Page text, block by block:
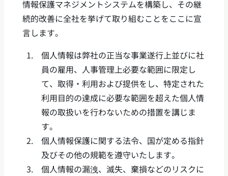
情報保護マネジメントシステムを構築し、その継
続的改善に全社を挙げて取り組むことをここに宣
言します。
1. 個人情報は弊社の正当な事業遂行上並びに社
員の雇用、人事管理上必要な範囲に限定し
て、取得・利用および提供をし、特定された
利用目的の達成に必要な範囲を超えた個人情
報の取扱いを行わないための措置を講じま
す。
2. 個人情報保護に関する法令、国が定める指針
及びその他の規範を遵守いたします。
3. 個人情報の漏洩、滅失、棄損などのリスクに